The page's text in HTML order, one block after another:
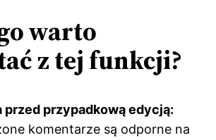
warto
z tej funkcji?
przed przypadkową edycją:
komentarze są odporne na